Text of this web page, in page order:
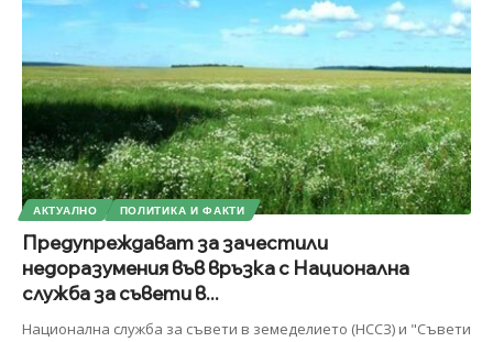
АКТУАЛНО ПОЛИТИКА И ФАКТИ
Предупреждават за зачестили
недоразумения във връзка с Национална
служба за съвети в...
Национална служба за съвети в земеделието (НССЗ) и "Съвети